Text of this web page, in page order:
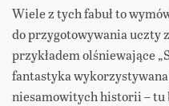
Wiele z tych fabuł to
do przygotowywania uczty
przykładem olśniewające
fantastyka
niesamowitych historii – tu